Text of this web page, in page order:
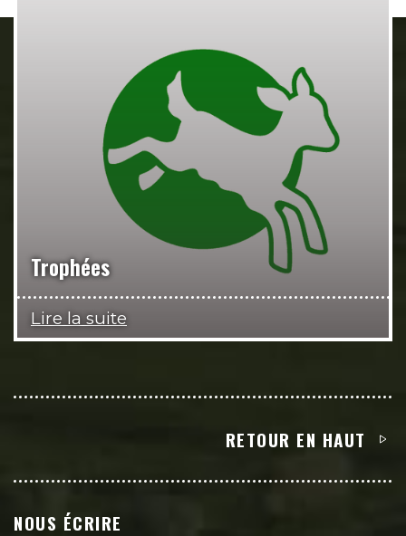
Trophées
Lire la suite
RETOUR EN HAUT
NOUS ÉCRIRE